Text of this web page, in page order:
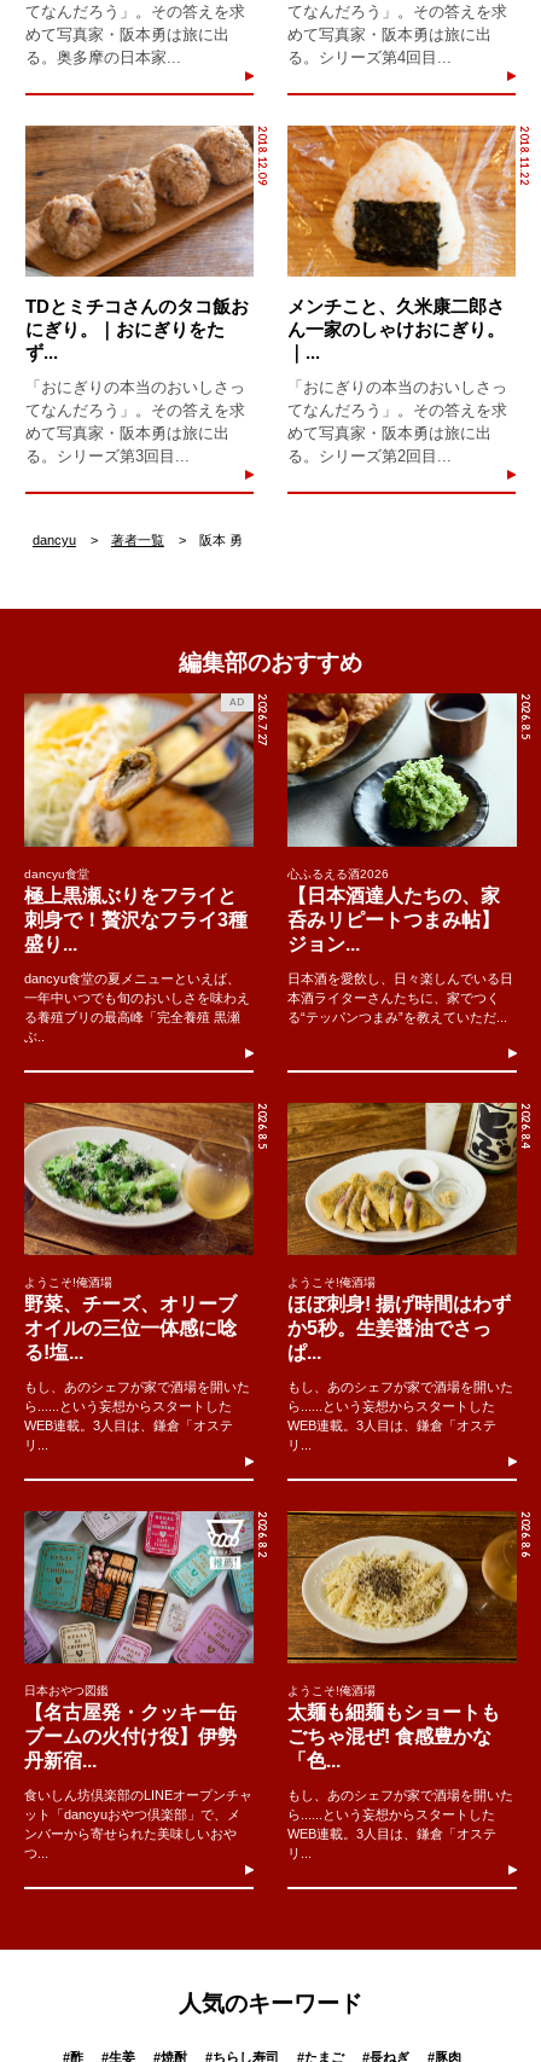
てなんだろう」。その答えを求
めて写真家・阪本勇は旅に出
る。奥多摩の日本家...
てなんだろう」。その答えを求
めて写真家・阪本勇は旅に出
る。シリーズ第4回目...
2018.12.09
TDとミチコさんのタコ飯お
にぎり。｜おにぎりをた
ず...
「おにぎりの本当のおいしさっ
てなんだろう」。その答えを求
めて写真家・阪本勇は旅に出
る。シリーズ第3回目...
2018.11.22
メンチこと、久米康二郎さ
ん一家のしゃけおにぎり。
｜...
「おにぎりの本当のおいしさっ
てなんだろう」。その答えを求
めて写真家・阪本勇は旅に出
る。シリーズ第2回目...
dancyu 著者一覧 阪本 勇
編集部のおすすめ
2026.7.27
AD
dancyu食堂
極上黒瀬ぶりをフライと
刺身で！贅沢なフライ3種
盛り...
dancyu食堂の夏メニューといえば、
一年中いつでも旬のおいしさを味わえ
る養殖ブリの最高峰「完全養殖 黒瀬
ぶ..
2026.8.5
心ふるえる酒2026
【日本酒達人たちの、家
呑みリピートつまみ帖】
ジョン...
日本酒を愛飲し、日々楽しんでいる日
本酒ライターさんたちに、家でつく
る“テッパンつまみ”を教えていただ...
2026.8.5
ようこそ!俺酒場
野菜、チーズ、オリーブ
オイルの三位一体感に唸
る!塩...
もし、あのシェフが家で酒場を開いた
ら......という妄想からスタートした
WEB連載。3人目は、鎌倉「オステ
リ...
2026.8.4
ようこそ!俺酒場
ほぼ刺身! 揚げ時間はわず
か5秒。生姜醤油でさっ
ぱ...
もし、あのシェフが家で酒場を開いた
ら......という妄想からスタートした
WEB連載。3人目は、鎌倉「オステ
リ...
2026.8.2
日本おやつ図鑑
【名古屋発・クッキー缶
ブームの火付け役】伊勢
丹新宿...
食いしん坊倶楽部のLINEオープンチャ
ット「dancyuおやつ倶楽部」で、メ
ンバーから寄せられた美味しいおや
つ...
2026.8.6
ようこそ!俺酒場
太麺も細麺もショートも
ごちゃ混ぜ! 食感豊かな
「色...
もし、あのシェフが家で酒場を開いた
ら......という妄想からスタートした
WEB連載。3人目は、鎌倉「オステ
リ...
人気のキーワード
#酢 #生姜 #焼酎 #ちらし寿司 #たまご #長ねぎ #豚肉